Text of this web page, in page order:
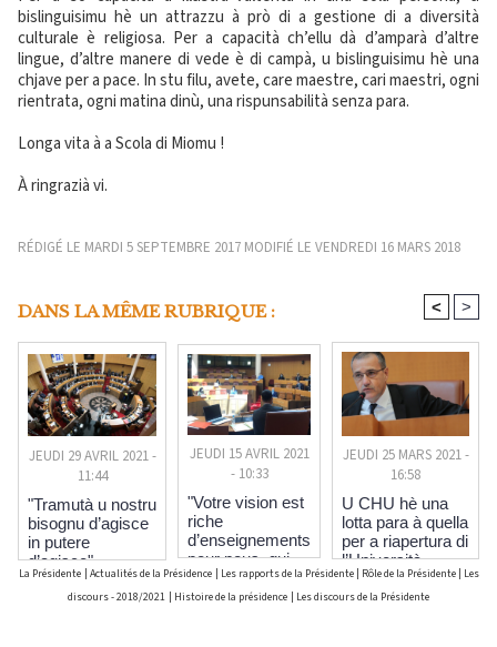
bislinguisimu hè un attrazzu à prò di a gestione di a diversità
culturale è religiosa. Per a capacità ch’ellu dà d’amparà d’altre
lingue, d’altre manere di vede è di campà, u bislinguisimu hè una
chjave per a pace. In stu filu, avete, care maestre, cari maestri, ogni
rientrata, ogni matina dinù, una rispunsabilità senza para.
Longa vita à a Scola di Miomu !
À ringrazià vi.
RÉDIGÉ LE MARDI 5 SEPTEMBRE 2017 MODIFIÉ LE VENDREDI 16 MARS 2018
DANS LA MÊME RUBRIQUE : < >
JEUDI 29 AVRIL 2021 -
11:44
"Tramutà u nostru
bisognu d’agisce
in putere
d’agisce"
JEUDI 15 AVRIL 2021
- 10:33
"Votre vision est
riche
d’enseignements
pour nous, qui
œuvrons pour
que votre avenir
JEUDI 25 MARS 2021 -
16:58
U CHU hè una
lotta para à quella
per a riapertura di
l’Università
La Présidente Actualités de la Présidence Les rapports de la Présidente Rôle de la Présidente Les
discours - 2018/2021
Histoire de la présidence Les discours de la Présidente